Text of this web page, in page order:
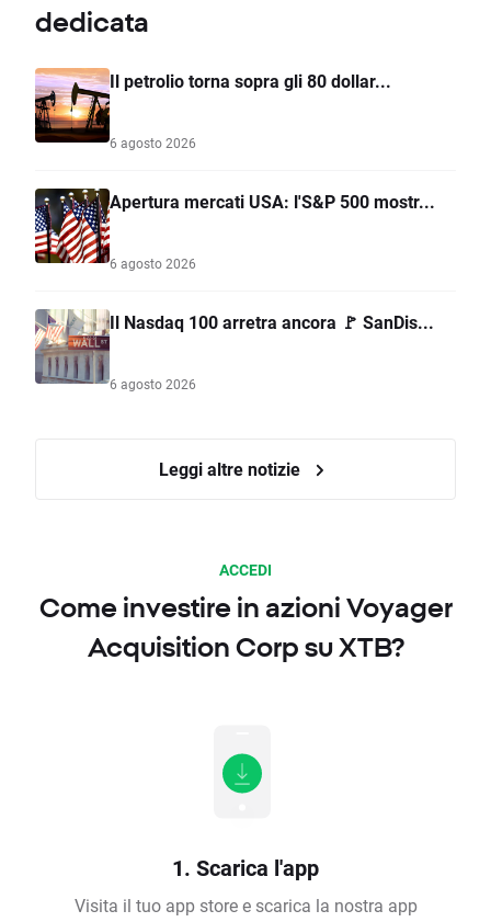
dedicata
Il petrolio torna sopra gli 80 dollar...
6 agosto 2026
Apertura mercati USA: l'S&P 500 mostr...
6 agosto 2026
Il Nasdaq 100 arretra ancora 🚩 SanDis...
6 agosto 2026
Leggi altre notizie
ACCEDI
Come investire in azioni Voyager
Acquisition Corp su XTB?
1. Scarica l'app
Visita il tuo app store e scarica la nostra app